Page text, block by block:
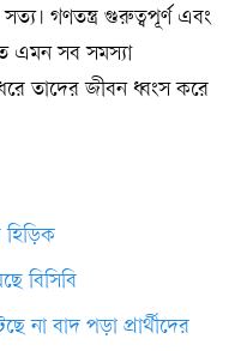
গণতন্ত্র গুরুত্বপূর্ণ এবং
এমন সব সমস্যা
তাদের জীবন ধ্বংস করে
বিসিবি
না বাদ পড়া প্রার্থীদের